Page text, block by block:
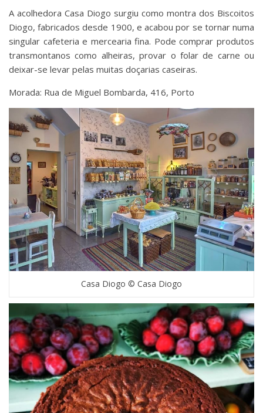
A acolhedora Casa Diogo surgiu como montra dos Biscoitos
Diogo, fabricados desde 1900, e acabou por se tornar numa
singular cafeteria e mercearia fina. Pode comprar produtos
transmontanos como alheiras, provar o folar de carne ou
deixar-se levar pelas muitas doçarias caseiras.
Morada: Rua de Miguel Bombarda, 416, Porto
Casa Diogo © Casa Diogo